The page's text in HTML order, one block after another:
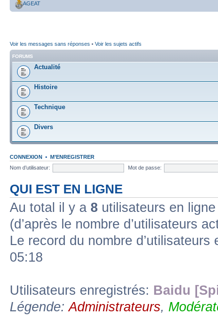
AGEAT
Voir les messages sans réponses • Voir les sujets actifs
FORUMS
Actualité
Histoire
Technique
Divers
CONNEXION • M’ENREGISTRER
Nom d’utilisateur:
Mot de passe:
QUI EST EN LIGNE
Au total il y a 8 utilisateurs en
(d’après le nombre d’utilisateurs
Le record du nombre
05:18
Utilisateurs enregistrés: Baidu
Légende:Administrateurs,